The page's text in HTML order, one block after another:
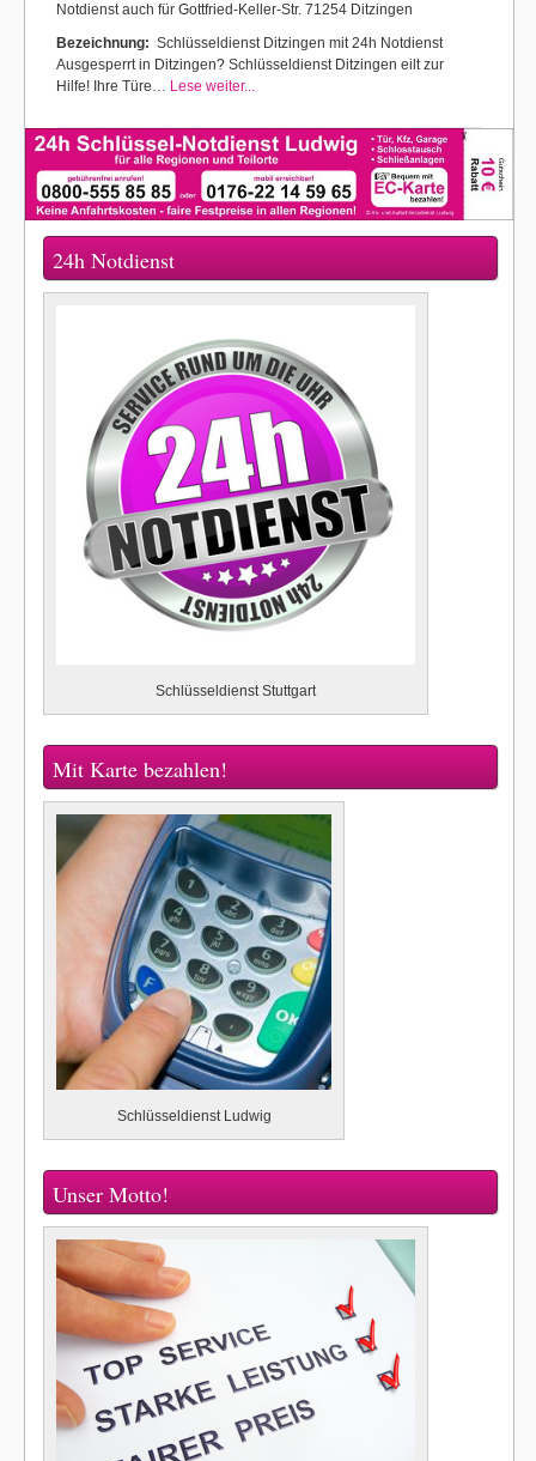
Notdienst auch für Gottfried-Keller-Str. 71254 Ditzingen
Bezeichnung: Schlüsseldienst Ditzingen mit 24h Notdienst
Ausgesperrt in Ditzingen? Schlüsseldienst Ditzingen eilt zur
Hilfe! Ihre Türe… Lese weiter...
24h Notdienst
Schlüsseldienst Stuttgart
Mit Karte bezahlen!
Schlüsseldienst Ludwig
Unser Motto!